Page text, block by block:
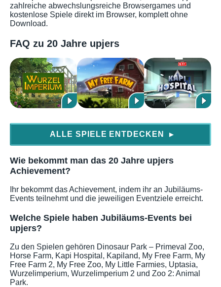
zahlreiche abwechslungsreiche Browsergames und
kostenlose Spiele direkt im Browser, komplett ohne
Download.
FAQ zu 20 Jahre upjers
ALLE SPIELE ENTDECKEN ▶
Wie bekommt man das 20 Jahre upjers
Achievement?
Ihr bekommt das Achievement, indem ihr an Jubiläums-
Events teilnehmt und die jeweiligen Eventziele erreicht.
Welche Spiele haben Jubiläums-Events bei
upjers?
Zu den Spielen gehören Dinosaur Park – Primeval Zoo,
Horse Farm, Kapi Hospital, Kapiland, My Free Farm, My
Free Farm 2, My Free Zoo, My Little Farmies, Uptasia,
Wurzelimperium, Wurzelimperium 2 und Zoo 2: Animal
Park.